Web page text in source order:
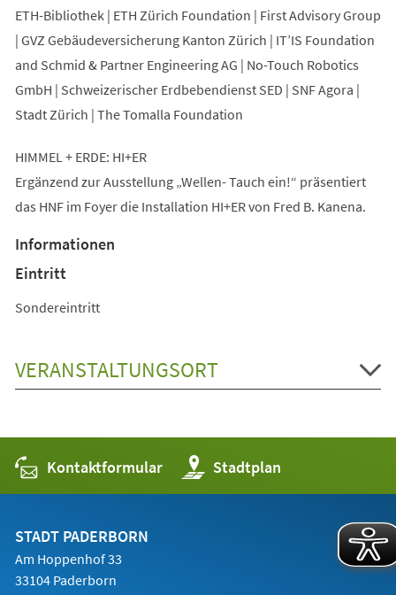
ETH-Bibliothek | ETH Zürich Foundation | First Advisory Group
| GVZ Gebäudeversicherung Kanton Zürich | IT’IS Foundation
and Schmid & Partner Engineering AG | No-Touch Robotics
GmbH | Schweizerischer Erdbebendienst SED | SNF Agora |
Stadt Zürich | The Tomalla Foundation
HIMMEL + ERDE: HI+ER
Ergänzend zur Ausstellung „Wellen- Tauch ein!“ präsentiert
das HNF im Foyer die Installation HI+ER von Fred B. Kanena.
Informationen
Eintritt
Sondereintritt
VERANSTALTUNGSORT
Kontaktformular Stadtplan
(Öffnet
in
einem
STADT PADERBORN
Am Hoppenhof 33
33104 Paderborn